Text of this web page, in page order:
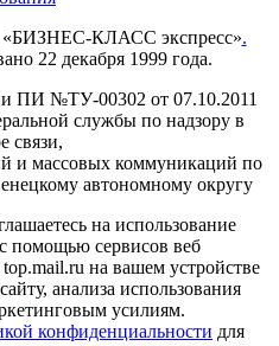
«БИЗНЕС-КЛАСС экспресс».
22 декабря 1999 года.
ПИ №ТУ-00302 от 07.10.2011
службы по надзору в
связи,
и массовых коммуникаций по
автономному округу
на использование
помощью сервисов веб
на вашем устройстве
анализа использования
усилиям.
конфиденциальности для